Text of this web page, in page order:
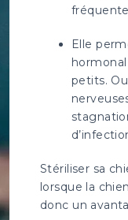
Elle
petits.
Stériliser sa
lorsque la
donc un